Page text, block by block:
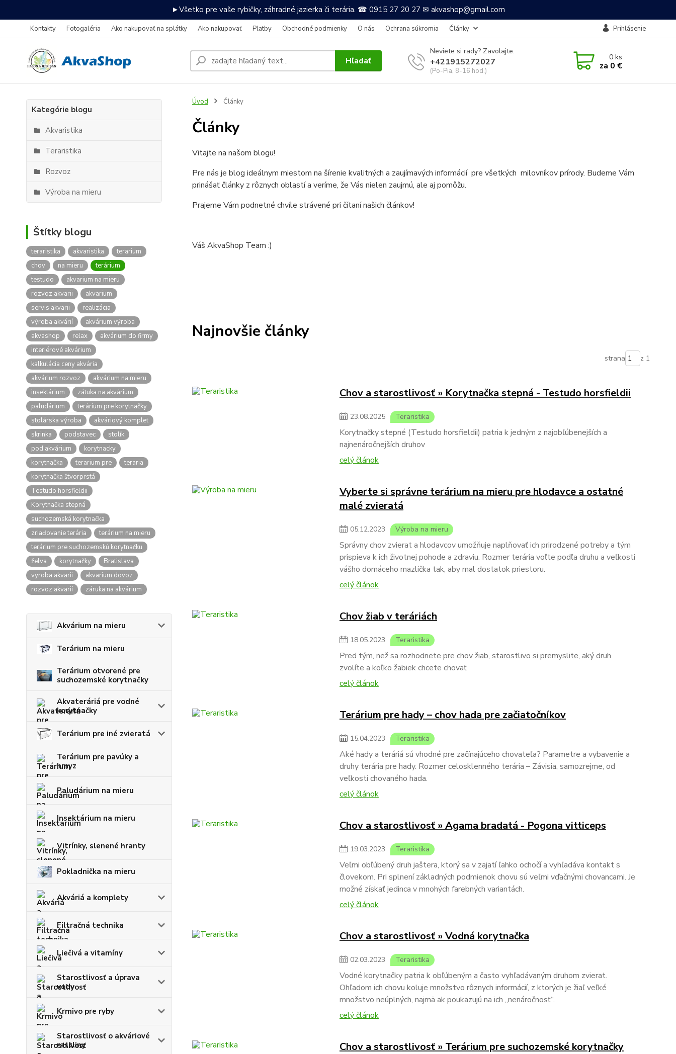
►Všetko pre vaše rybičky, záhradné jazierka či terária. ☎ 0915 27 20 27 ✉ akvashop@gmail.com
Kontakty Fotogaléria Ako nakupovať na splátky Ako nakupovať Platby Obchodné podmienky O nás Ochrana súkromia Články Prihlásenie
Hľadať
Neviete si rady? Zavolajte.
+421915272027
(Po-Pia, 8-16 hod.)
0ks
za 0 €
Kategórie blogu
Akvaristika
Teraristika
Rozvoz
Výroba na mieru
Štítky blogu
teraristika akvaristika
terarium
chov
na mieru
terárium
testudo
akvarium na mieru
rozvoz akvarii
akvarium
servis akvarii
realizácia
výroba akvárií
akvárium výroba
akvashop
relax
akvárium do firmy
interiérové akvárium
kalkulácia ceny akvária
akvárium rozvoz
akvárium na mieru
insektárium
zátuka na akvárium
paludárium
terárium pre korytnačky
stolárska výroba
akváriový komplet
skrinka
podstavec
stolík
pod akvárium
korytnacky
korytnačka
terarium pre
teraria
korytnačka štvorprstá
Testudo horsfieldii
Korytnačka stepná
suchozemská korytnačka
zriaďovanie terária
terárium na mieru
terárium pre suchozemskú korytnačku
želva
korytnačky
Bratislava
vyroba akvarii
akvarium dovoz
rozvoz akvarií
záruka na akvárium
Akvárium na mieru
Terárium na mieru
Terárium otvorené pre
suchozemské korytnačky
Akvateráriá pre vodné
korytnačky
Terárium pre iné zvieratá
Terárium pre pavúky a
hmyz
Paludárium na mieru
Insektárium na mieru
Vitrínky, slenené hranty
Pokladnička na mieru
Akváriá a komplety
Filtračná technika
Liečivá a vitamíny
Starostlivosť a úprava
vody
Krmivo pre ryby
Starostlivosť o akváriové
rastliny
Úvod Články
Články
Vitajte na našom blogu!
Pre nás je blog ideálnym miestom na šírenie kvalitných a zaujímavých informácií pre všetkých milovníkov prírody. Budeme Vám
prinášať články z rôznych oblastí a veríme, že Vás nielen zaujmú, ale aj pomôžu.
Prajeme Vám podnetné chvíle strávené pri čítaní našich článkov!
Váš AkvaShop Team :)
Najnovšie články
strana z 1
Chov a starostlivosť » Korytnačka stepná - Testudo horsfieldii
23.08.2025 Teraristika
Korytnačky stepné (Testudo horsfieldii) patria k jedným z najobľúbenejších a
najnenáročnejších druhov
celý článok
Vyberte si správne terárium na mieru pre hlodavce a ostatné
malé zvieratá
05.12.2023 Výroba na mieru
Správny chov zvierat a hlodavcov umožňuje naplňovať ich prirodzené potreby a tým
prispieva k ich životnej pohode a zdraviu. Rozmer terária voľte podľa druhu a veľkosti
vášho domáceho mazlíčka tak, aby mal dostatok priestoru.
celý článok
Chov žiab v teráriách
18.05.2023 Teraristika
Pred tým, než sa rozhodnete pre chov žiab, starostlivo si premyslite, aký druh
zvolíte a koľko žabiek chcete chovať
celý článok
Terárium pre hady – chov hada pre začiatočníkov
15.04.2023 Teraristika
Aké hady a teráriá sú vhodné pre začínajúceho chovateľa? Parametre a vybavenie a
druhy terária pre hady. Rozmer celosklenného terária – Závisia, samozrejme, od
veľkosti chovaného hada.
celý článok
Chov a starostlivosť » Agama bradatá - Pogona vitticeps
19.03.2023 Teraristika
Veľmi obľúbený druh jaštera, ktorý sa v zajatí ľahko ochočí a vyhľadáva kontakt s
človekom. Pri splnení základných podmienok chovu sú veľmi vďačnými chovancami. Je
možné získať jedinca v mnohých farebných variantách.
celý článok
Chov a starostlivosť » Vodná korytnačka
02.03.2023 Teraristika
Vodné korytnačky patria k obľúbeným a často vyhľadávaným druhom zvierat.
Ohľadom ich chovu koluje množstvo rôznych informácií, z ktorých je žiaľ veľké
množstvo neúplných, najmä ak poukazujú na ich „nenáročnosť“.
celý článok
Chov a starostlivosť » Terárium pre suchozemské korytnačky